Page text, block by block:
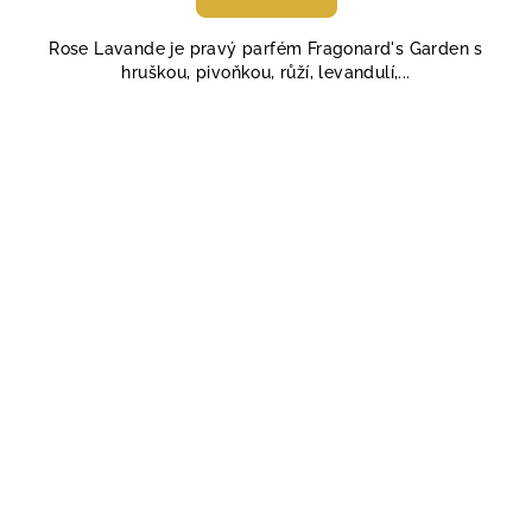
z
5
Rose Lavande je pravý parfém Fragonard's Garden s
hruškou, pivoňkou, růží, levandulí,...